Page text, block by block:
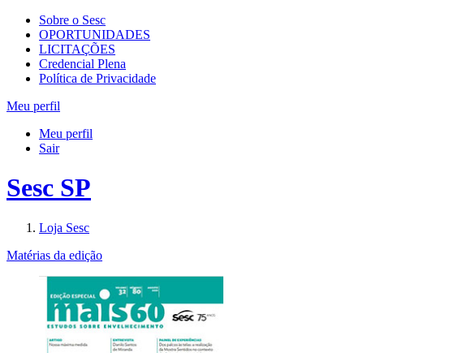
Sobre o Sesc
OPORTUNIDADES
LICITAÇÕES
Credencial Plena
Política de Privacidade
Meu perfil
Meu perfil
Sair
Sesc SP
Loja Sesc
Matérias da edição